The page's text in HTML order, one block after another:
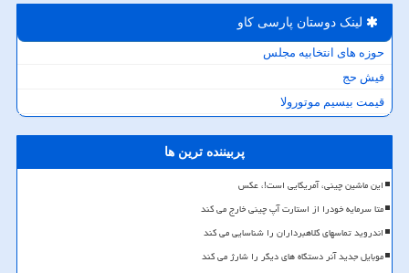
لینک دوستان پارسی كاو
حوزه های انتخابیه مجلس
فیش حج
قیمت بیسیم موتورولا
پربیننده ترین ها
این ماشین چینی، آمریکایی است!، عکس
متا سرمایه خودرا از استارت آپ چینی خارج می کند
اندروید تماسهای کلاهبرداران را شناسایی می کند
موبایل جدید آنر دستگاه های دیگر را شارژ می کند